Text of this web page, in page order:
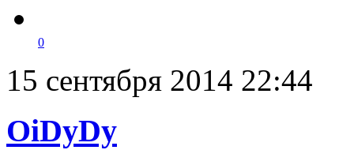
0
15 сентября 2014 22:44
OiDyDy